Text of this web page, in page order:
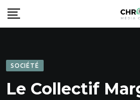
Skip
to
SOCIÉTÉ
Le Collectif